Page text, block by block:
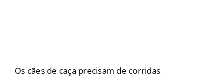
Os cães de caça precisam de corridas